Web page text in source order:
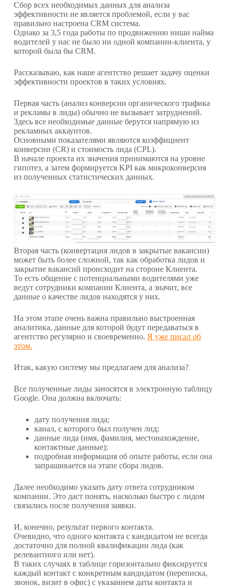
Сбор всех необходимых данных для анализа
эффективности не является проблемой, если у вас
правильно настроена CRM система.
Однако за 3,5 года работы по продвижению ниши найма
водителей у нас не было ни одной компании-клиента, у
которой была бы CRM.
Рассказываю, как наше агентство решает задачу оценки
эффективности проектов в таких условиях.
Первая часть (анализ конверсии органического трафика
и рекламы в лиды) обычно не вызывает затруднений.
Здесь все необходимые данные берутся напрямую из
рекламных аккаунтов.
Основными показателями являются коэффициент
конверсии (CR) и стоимость лида (CPL).
В начале проекта их значения принимаются на уровне
гипотез, а затем формируется KPI как микроконверсия
из полученных статистических данных.
Вторая часть (конвертация лидов в закрытые вакансии)
может быть более сложной, так как обработка лидов и
закрытие вакансий происходит на стороне Клиента.
То есть общение с потенциальными водителями уже
ведут сотрудники компании Клиента, а значит, все
данные о качестве лидов находятся у них.
На этом этапе очень важна правильно выстроенная
аналитика, данные для которой будут передаваться в
агентство регулярно и своевременно. Я уже писал об
этом.
Итак, какую систему мы предлагаем для анализа?
Все полученные лиды заносятся в электронную таблицу
Google. Она должна включать:
дату получения лида;
канал, с которого был получен лид;
данные лида (имя, фамилия, местонахождение,
контактные данные);
подробная информация об опыте работы, если она
запрашивается на этапе сбора лидов.
Далее необходимо указать дату ответа сотрудником
компании. Это даст понять, насколько быстро с лидом
связались после получения заявки.
И, конечно, результат первого контакта.
Очевидно, что одного контакта с кандидатом не всегда
достаточно для полной квалификации лида (как
релевантного или нет).
В таких случаях в таблице горизонтально фиксируется
каждый контакт с конкретным кандидатом (переписка,
звонок, визит в офис) с указанием даты контакта и